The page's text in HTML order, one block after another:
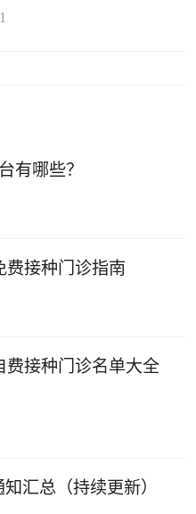
有哪些？
费接种门诊指南
费接种门诊名单大全
汇总（持续更新）